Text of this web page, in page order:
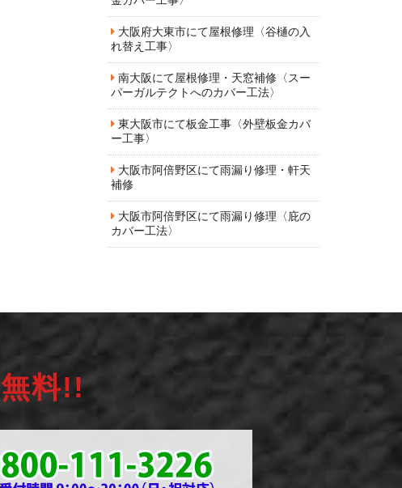
大阪府大東市にて屋根修理〈谷樋の入
れ替え工事〉
南大阪にて屋根修理・天窓補修〈スー
パーガルテクトへのカバー工法〉
東大阪市にて板金工事〈外壁板金カバ
ー工事〉
大阪市阿倍野区にて雨漏り修理・軒天
補修
大阪市阿倍野区にて雨漏り修理〈庇の
カバー工法〉
無料!!